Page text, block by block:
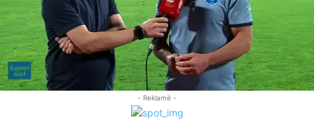
- Reklamë -